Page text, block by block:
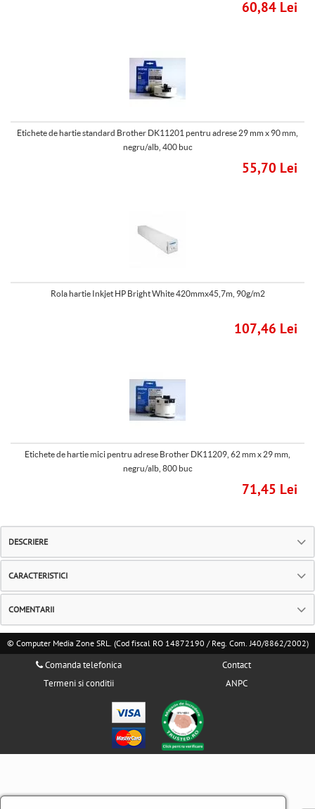
60,84 Lei
Etichete de hartie standard Brother DK11201 pentru adrese 29 mm x 90 mm,
negru/alb, 400 buc
55,70 Lei
Rola hartie Inkjet HP Bright White 420mmx45,7m, 90g/m2
107,46 Lei
Etichete de hartie mici pentru adrese Brother DK11209, 62 mm x 29 mm,
negru/alb, 800 buc
71,45 Lei
DESCRIERE
CARACTERISTICI
COMENTARII
© Computer Media Zone SRL. (Cod fiscal RO 14872190 / Reg. Com. J40/8862/2002)
Comanda telefonica
Termeni si conditii
Contact
ANPC